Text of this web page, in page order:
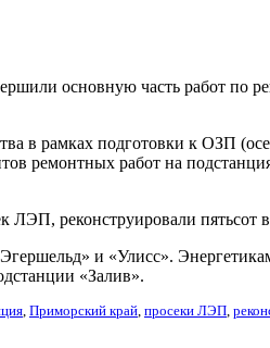
основную часть работ по
в рамках подготовки к ОЗП
ремонтных работ на
ЛЭП, реконструировали
и «Улисс».
«Залив».
, Приморский край, просеки ЛЭП,